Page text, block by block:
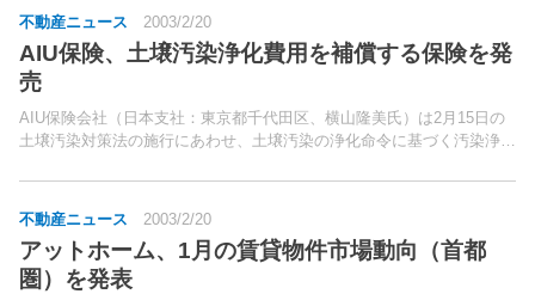
不動産ニュース 2003/2/20
AIU保険、土壌汚染浄化費用を補償する保険を発
売
AIU保険会社（日本支社：東京都千代田区、横山隆美氏）は2月15日の
土壌汚染対策法の施行にあわせ、土壌汚染の浄化命令に基づく汚染浄化
行によって、過失の有無や汚染原因に関係なく、原則...
不動産ニュース 2003/2/20
アットホーム、1月の賃貸物件市場動向（首都
圏）を発表